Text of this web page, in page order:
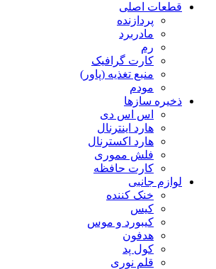
قطعات اصلی
پردازنده
مادربرد
رم
کارت گرافیک
منبع تغذیه (پاور)
مودم
ذخیره سازها
اس اس دی
هارد اینترنال
هارد اکسترنال
فلش مموری
کارت حافظه
لوازم جانبی
خنک کننده
کیس
کیبورد و موس
هدفون
کول پد
قلم نوری